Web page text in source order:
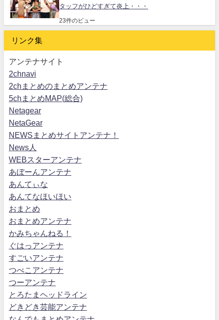
タッフがひどすぎて炎上・・・
23件のビュー
リンク集
アンテナサイト
2chnavi
2chまとめのまとめアンテナ
5chまとめMAP(総合)
Netagear
NetaGear
NEWSまとめサイトアンテナ！
News人
WEBスターアンテナ
あぼーんアンテナ
あんてぃな
あんてなほいほい
おまとめ
おまとめアンテナ
かみちゃんねる！
ぐはっアンテナ
すごいアンテナ
つべこアンテナ
つーアンテナ
とろたまヘッドライン
どきどき芸能アンテナ